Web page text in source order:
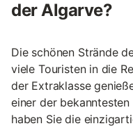
der Algarve?
Die schönen Strände
viele Touristen in die
der Extraklasse
einer der
haben Sie die